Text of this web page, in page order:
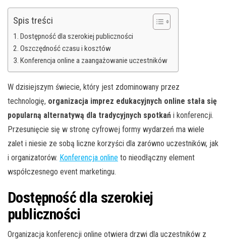
Spis treści
Dostępność dla szerokiej publiczności
Oszczędność czasu i kosztów
Konferencja online a zaangażowanie uczestników
W dzisiejszym świecie, który jest zdominowany przez
technologię, organizacja imprez edukacyjnych online stała się
popularną alternatywą dla tradycyjnych spotkań i konferencji.
Przesunięcie się w stronę cyfrowej formy wydarzeń ma wiele
zalet i niesie ze sobą liczne korzyści dla zarówno uczestników, jak
i organizatorów. Konferencja online to nieodłączny element
współczesnego event marketingu.
Dostępność dla szerokiej
publiczności
Organizacja konferencji online otwiera drzwi dla uczestników z